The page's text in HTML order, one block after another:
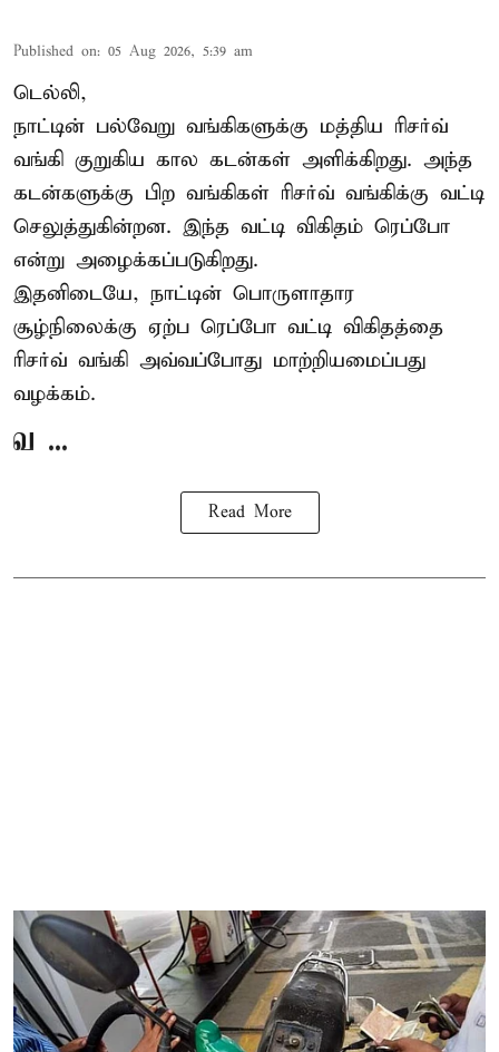
Published on: 05 Aug 2026, 5:39 am
டெல்லி,
நாட்டின் பல்வேறு வங்கிகளுக்கு மத்திய ரிசர்வ்
வங்கி குறுகிய கால கடன்கள் அளிக்கிறது. அந்த
கடன்களுக்கு பிற வங்கிகள் ரிசர்வ் வங்கிக்கு வட்டி
செலுத்துகின்றன. இந்த வட்டி விகிதம் ரெப்போ
என்று அழைக்கப்படுகிறது.
இதனிடையே, நாட்டின் பொருளாதார
சூழ்நிலைக்கு ஏற்ப ரெப்போ வட்டி விகிதத்தை
ரிசர்வ் வங்கி அவ்வப்போது மாற்றியமைப்பது
வழக்கம்.
வ ...
Read More